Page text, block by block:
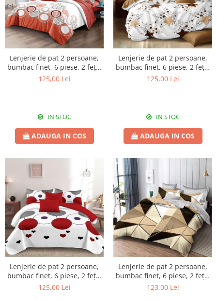
Lenjerie de pat 2 persoane,
bumbac finet, 6 piese, 2 fețe,
SP8
125,00 Lei
IN STOC
ADAUGA IN COS
Lenjerie de pat 2 persoane,
bumbac finet, 6 piese, 2 fețe,
SP17
125,00 Lei
IN STOC
ADAUGA IN COS
Lenjerie de pat 2 persoane,
bumbac finet, 6 piese, 2 fețe,
SP564
125,00 Lei
Lenjerie de pat 2 persoane,
bumbac finet, 6 piese, 2 fețe,
SP794
123,00 Lei